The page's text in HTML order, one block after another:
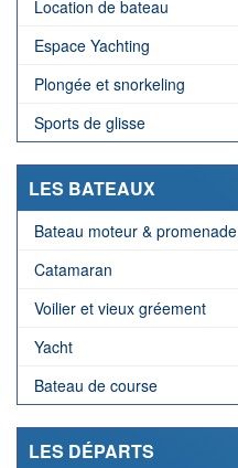
Location de bateau
Espace Yachting
Plongée et snorkeling
Sports de glisse
LES BATEAUX
Bateau moteur & promenade
Catamaran
Voilier et vieux gréement
Yacht
Bateau de course
LES DÉPARTS